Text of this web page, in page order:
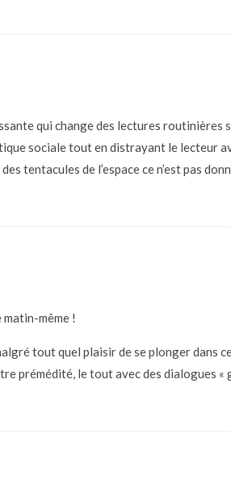
qui change des lectures routinières
sociale tout en distrayant le lecteur
tentacules de l’espace ce n’est pas
matin-même !
tout quel plaisir de se plonger dans
prémédité, le tout avec des dialogues «